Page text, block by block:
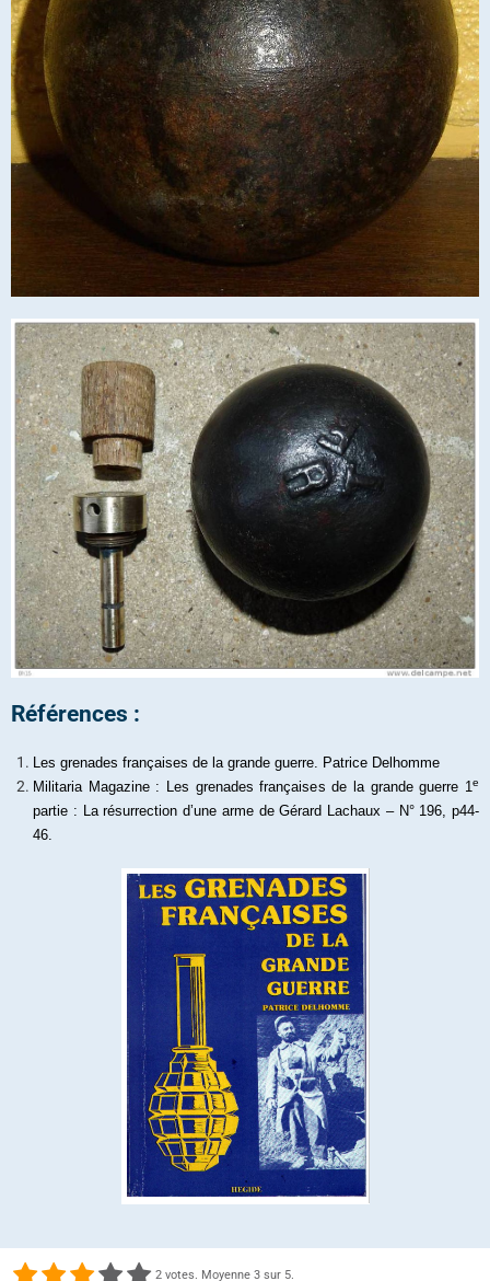
Références :
Les grenades françaises de la grande guerre. Patrice Delhomme
Militaria Magazine : Les grenades françaises de la grande guerre 1e
partie : La résurrection d’une arme de Gérard Lachaux – N° 196, p44-
46.
2 votes. Moyenne 3 sur 5.